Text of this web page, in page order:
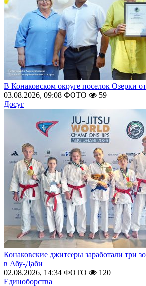
В Конаковском округе поселок Озерки
03.08.2026, 09:08 ФОТО
59
Досуг
Конаковские джитсеры заработали три
в Абу-Даби
02.08.2026, 14:34 ФОТО
120
Единоборства